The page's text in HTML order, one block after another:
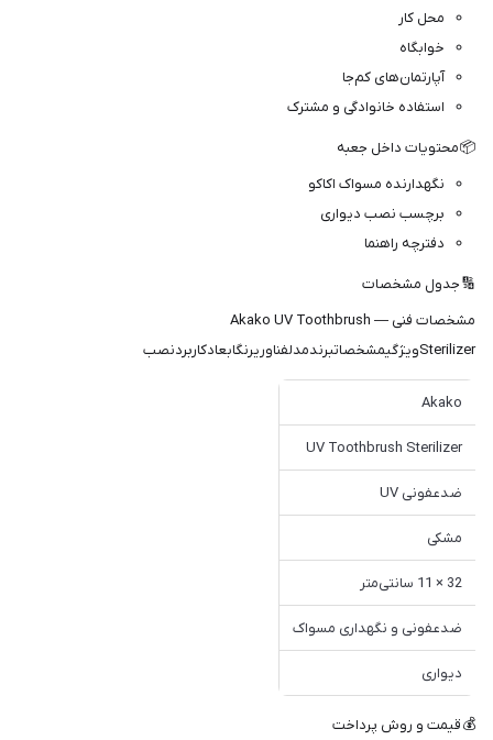
محل کار
خوابگاه
آپارتمان‌های کم‌جا
استفاده خانوادگی و مشترک
📦 محتویات داخل جعبه
نگهدارنده مسواک اکاکو
برچسب نصب دیواری
دفترچه راهنما
🔢 جدول مشخصات
مشخصات فنی — Akako UV Toothbrush
Sterilizerویژگیمشخصاتبرندمدلفناوریرنگابعادکاربردنصب
Akako
UV Toothbrush Sterilizer
ضدعفونی UV
مشکی
32 × 11 سانتی‌متر
ضدعفونی و نگهداری مسواک
دیواری
💰 قیمت و روش پرداخت